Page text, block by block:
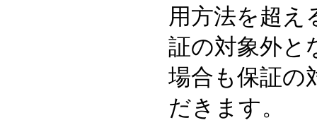
用方法を超え
証の対象外と
場合も保証の
だきます。